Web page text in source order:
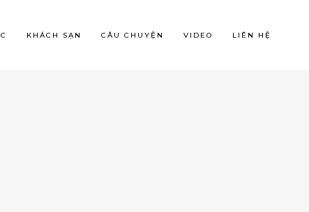
KHÁCH SẠN CÂU CHUYỆN VIDEO LIÊN HỆ